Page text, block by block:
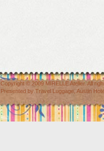
Copyright © 2009 MIRELLE Atelier. All
Presented by Travel Luggage Austin